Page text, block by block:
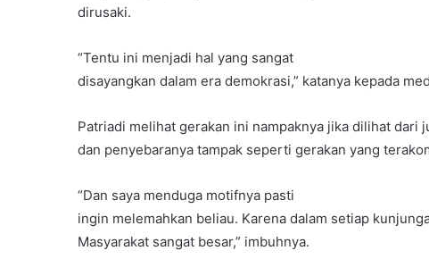
dirusaki.
“Tentu ini menjadi hal yang sangat
disayangkan dalam era demokrasi,” katanya kepada
Patriadi melihat gerakan ini nampaknya jika dilihat dari
dan penyebaranya tampak seperti gerakan yang
“Dan saya menduga motifnya pasti
ingin melemahkan beliau. Karena dalam setiap
Masyarakat sangat besar,” imbuhnya.